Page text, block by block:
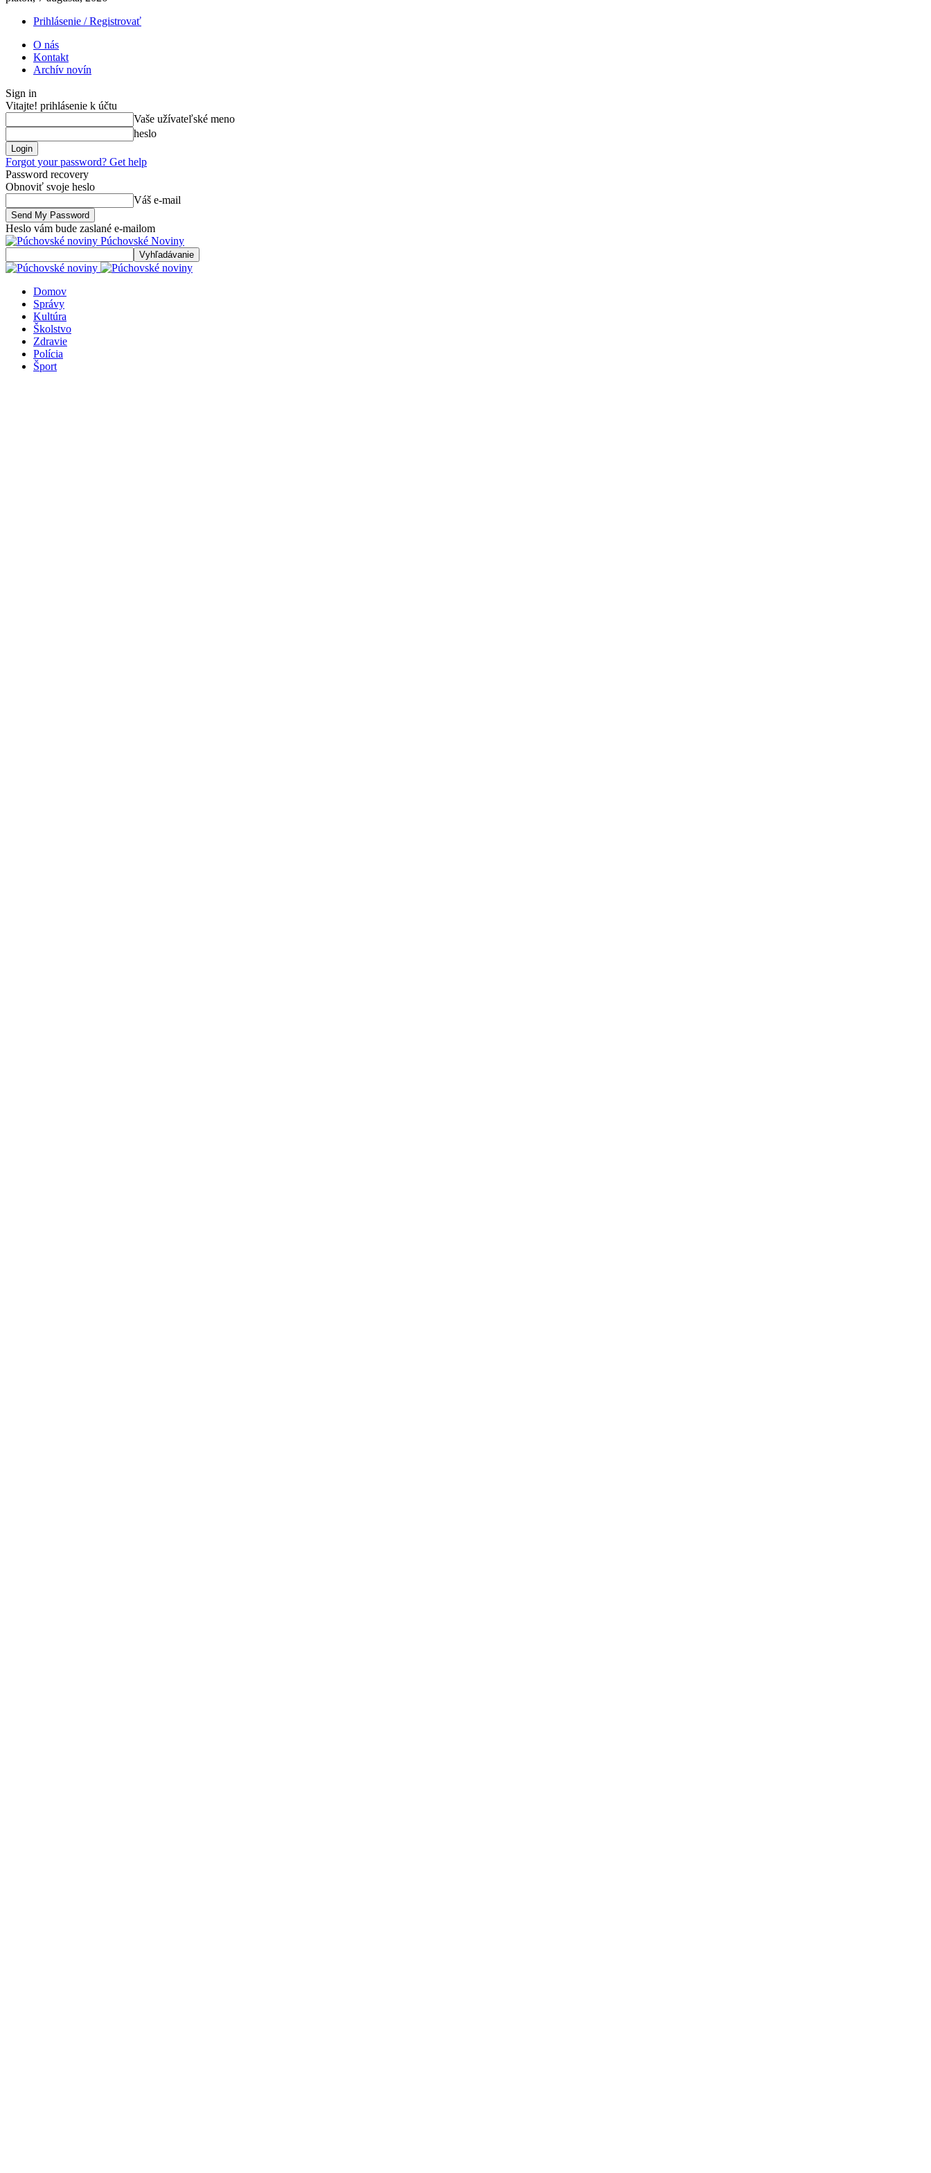
Prihlásenie / Registrovať
O nás
Kontakt
Archív novín
Sign in
Vitajte! prihlásenie k účtu
Vaše užívateľské meno
heslo
Forgot your password? Get help
Password recovery
Obnoviť svoje heslo
Váš e-mail
Heslo vám bude zaslané e-mailom
Púchovské Noviny
Domov
Správy
Kultúra
Školstvo
Zdravie
Polícia
Šport